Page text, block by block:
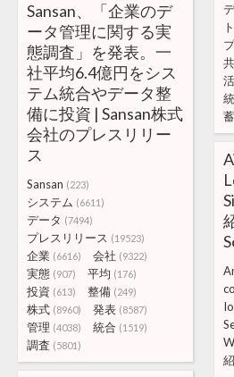
Sansan、「企業のデ
ータ管理に関する実
態調査」を発表。一
社平均6.4億円をシス
テム統合やデータ整
備に投資 | Sansan株式
会社のプレスリリー
ス
Sansan (223)
システム (6611)
データ (7494)
プレスリリース (19523)
企業 (6616) 会社 (9322)
実態 (907) 平均 (176)
投資 (613) 整備 (249)
株式 (8960) 発表 (8587)
管理 (4038) 統合 (1519)
調査 (5801)